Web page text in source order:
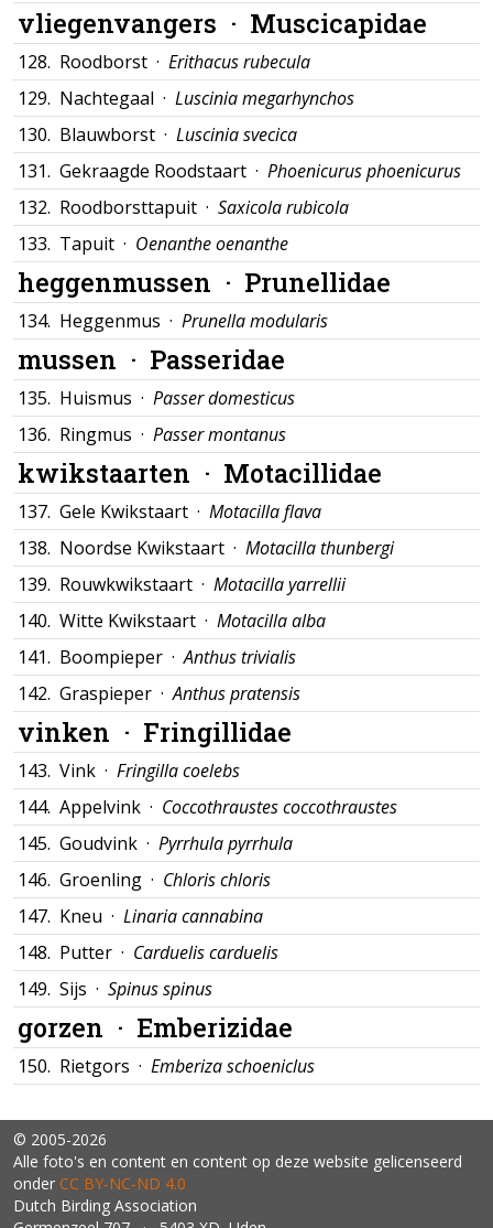
vliegenvangers · Muscicapidae
128. Roodborst · Erithacus rubecula
129. Nachtegaal · Luscinia megarhynchos
130. Blauwborst · Luscinia svecica
131. Gekraagde Roodstaart · Phoenicurus phoenicurus
132. Roodborsttapuit · Saxicola rubicola
133. Tapuit · Oenanthe oenanthe
heggenmussen · Prunellidae
134. Heggenmus · Prunella modularis
mussen · Passeridae
135. Huismus · Passer domesticus
136. Ringmus · Passer montanus
kwikstaarten · Motacillidae
137. Gele Kwikstaart · Motacilla flava
138. Noordse Kwikstaart · Motacilla thunbergi
139. Rouwkwikstaart · Motacilla yarrellii
140. Witte Kwikstaart · Motacilla alba
141. Boompieper ·Anthus trivialis
142. Graspieper ·Anthus pratensis
vinken · Fringillidae
143. Vink · Fringilla coelebs
144. Appelvink · Coccothraustes coccothraustes
145. Goudvink · Pyrrhula pyrrhula
146. Groenling · Chloris chloris
147. Kneu · Linaria cannabina
148. Putter · Carduelis carduelis
149. Sijs · Spinus spinus
gorzen · Emberizidae
150. Rietgors · Emberiza schoeniclus
© 2005-2026
Alle foto's en content en content op deze website gelicenseerd
onder CC BY‑NC‑ND 4.0
Dutch Birding Association